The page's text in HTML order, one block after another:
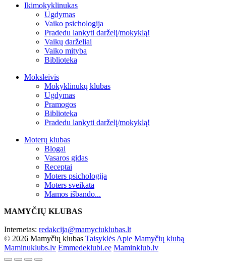
Ikimokyklinukas
Ugdymas
Vaiko psichologija
Pradedu lankyti darželį/mokyklą!
Vaikų darželiai
Vaiko mityba
Biblioteka
Moksleivis
Mokyklinukų klubas
Ugdymas
Pramogos
Biblioteka
Pradedu lankyti darželį/mokyklą!
Moterų klubas
Blogai
Vasaros gidas
Receptai
Moters psichologija
Moters sveikata
Mamos išbando...
MAMYČIŲ KLUBAS
Internetas: redakcija@mamyciuklubas.lt
© 2026 Mamyčių klubas Taisyklės Apie Mamyčių klubą
Maminuklubs.lv Emmedeklubi.ee Maminklub.lv